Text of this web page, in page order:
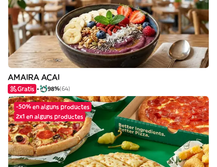
AMAIRA ACAI
Gratis 98%(64)
-50% en alguns productes
2x1 en alguns productes